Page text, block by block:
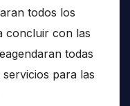
todos los
concluir con las
todas
para las